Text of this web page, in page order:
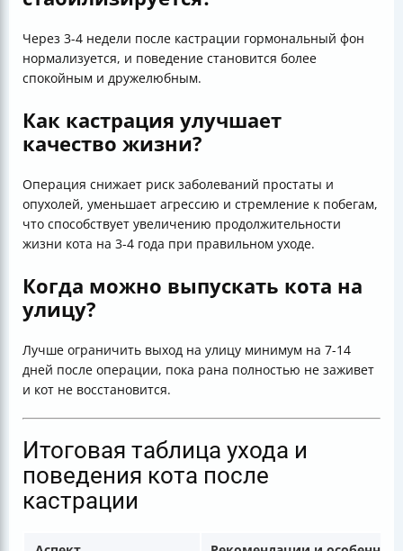
Через 3-4 недели после кастрации гормональный фон
нормализуется, и поведение становится более
спокойным и дружелюбным.
Как кастрация улучшает
качество жизни?
Операция снижает риск заболеваний простаты и
опухолей, уменьшает агрессию и стремление к побегам,
что способствует увеличению продолжительности
жизни кота на 3-4 года при правильном уходе.
Когда можно выпускать кота на
улицу?
Лучше ограничить выход на улицу минимум на 7-14
дней после операции, пока рана полностью не заживет
и кот не восстановится.
Итоговая таблица ухода и
поведения кота после
кастрации